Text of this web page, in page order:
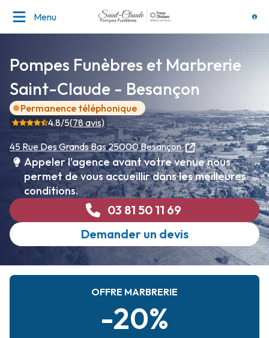
Menu
Pompes Funèbres et Marbrerie
Saint-Claude - Besançon
Permanence téléphonique
4.8/5(78avis)
45 Rue Des Grands Bas25000 Besançon
03 81 50 11 69
Demander un devis
Appeler l'agence avant votre venue nous
permet de vous accueillir dans les meilleures
conditions.
OFFRE MARBRERIE
-20%